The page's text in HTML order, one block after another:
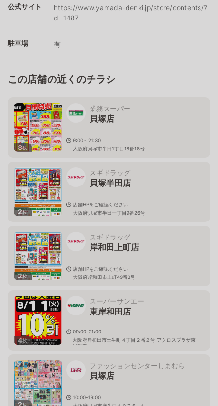
公式サイト
https://www.yamada-denki.jp/store/contents/?
d=1487
駐車場 有
この店舗の近くのチラシ
3枚
業務スーパー
貝塚店
9:00～21:30
大阪府貝塚市半田1丁目18番18号
2枚
スギドラッグ
貝塚半田店
店舗HPをご確認ください
大阪府貝塚市半田一丁目9番26号
2枚
スギドラッグ
岸和田上町店
店舗HPをご確認ください
大阪府岸和田市上町49番3号
4枚
スーパーサンエー
東岸和田店
09:00-21:00
大阪府岸和田市土生町４丁目２番２号 アクロスプラザ東
岸和田
2枚
ファッションセンターしまむら
貝塚店
10:00-19:00